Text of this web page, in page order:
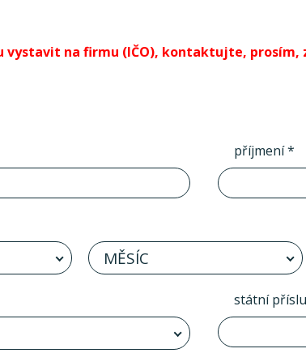
na firmu (IČO), kontaktujte, prosím,
příjmení *
MĚSÍC
státní